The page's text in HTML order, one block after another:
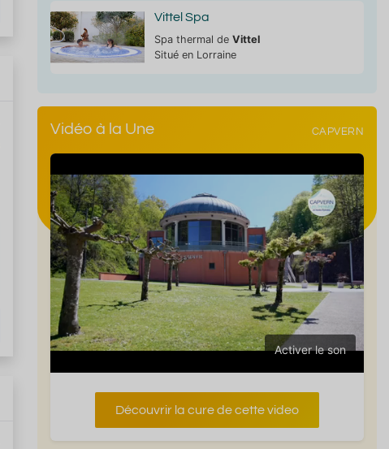
Vittel Spa
Spa thermal de Vittel
Situé en Lorraine
Vidéo à la Une CAPVERN
Activer le son
Découvrir la cure de cette video